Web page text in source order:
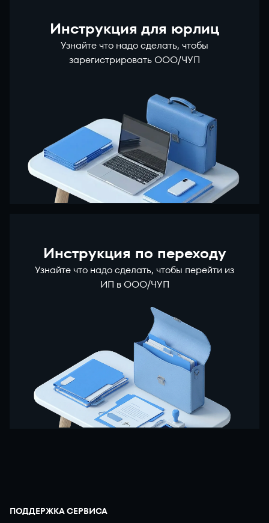
Инструкция для юрлиц
Узнайте что надо сделать, чтобы
зарегистрировать ООО/ЧУП
Инструкция по переходу
Узнайте что надо сделать, чтобы перейти из
ИП в ООО/ЧУП
ПОДДЕРЖКА СЕРВИСА